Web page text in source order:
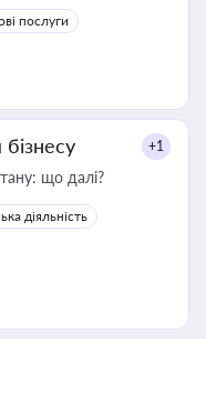
послуги
+1
що далі?
діяльність